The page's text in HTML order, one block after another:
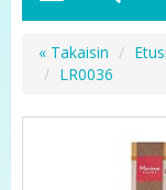
« Takaisin
LR0036